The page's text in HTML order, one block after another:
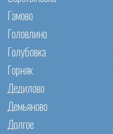
Гамово
Головлино
Голубовка
Горняк
Дедилово
Демьяново
Долгое